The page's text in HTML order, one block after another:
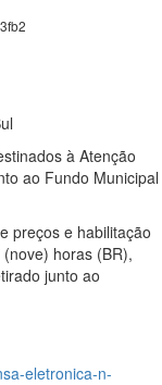
à Atenção
ao Fundo Municipal
preços e habilitação
horas (BR),
junto ao
eletronica-n-